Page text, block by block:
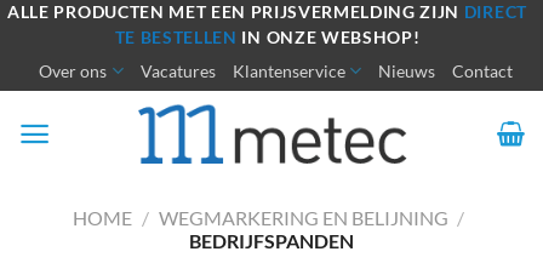
Ga
inhoud
ALLE PRODUCTEN MET EEN PRIJSVERMELDING ZIJN DIRECT
TE BESTELLEN IN ONZE WEBSHOP!
Over ons Vacatures Klantenservice Nieuws Contact
HOME / WEGMARKERING EN BELIJNING /
BEDRIJFSPANDEN